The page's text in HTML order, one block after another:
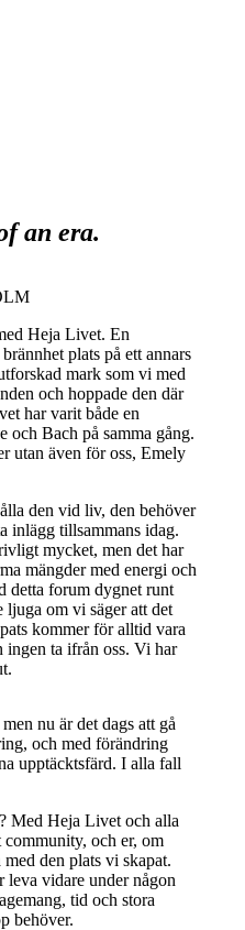
an era.
Heja Livet. En
plats på ett annars
mark som vi med
och hoppade den där
har varit både en
och Bach på samma gång.
utan även för oss, Emely
den vid liv, den behöver
inlägg tillsammans idag.
mycket, men det har
mängder med energi och
detta forum dygnet runt
om vi säger att det
kommer för alltid vara
ingen ta ifrån oss. Vi har
nu är det dags att gå
och med förändring
upptäcktsfärd. I alla fall
Med Heja Livet och alla
och er, om
den plats vi skapat.
vidare under någon
tid och stora
behöver.